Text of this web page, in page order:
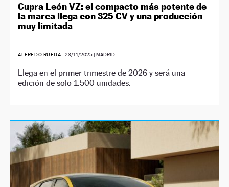
Cupra León VZ: el compacto más potente de
la marca llega con 325 CV y una producción
muy limitada
ALFREDO RUEDA | 23/11/2025| MADRID
Llega en el primer trimestre de 2026 y será una
edición de solo 1.500 unidades.